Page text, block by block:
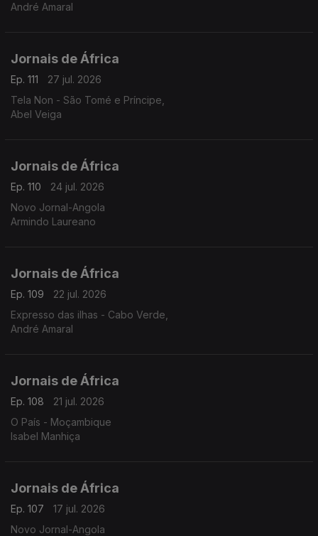
André Amaral
Jornais de África
Ep. 111
27 jul. 2026
Tela Non - São Tomé e Príncipe,
Abel Veiga
Jornais de África
Ep. 110
24 jul. 2026
Novo Jornal-Angola
Armindo Laureano
Jornais de África
Ep. 109
22 jul. 2026
Expresso das ilhas - Cabo Verde,
André Amaral
Jornais de África
Ep. 108
21 jul. 2026
O País - Moçambique
Isabel Manhiça
Jornais de África
Ep. 107
17 jul. 2026
Novo Jornal-Angola